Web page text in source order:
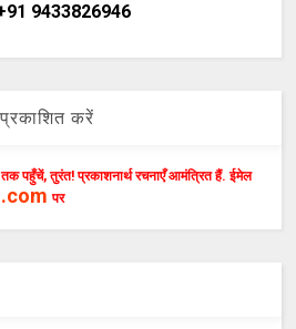
9433826946
करें
पहुँचें, तुरंत! प्रकाशनार्थ रचनाएँ आमंत्रित हैं. ईमेल
पर